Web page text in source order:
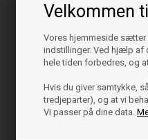
Velkommen
Vores hjemmeside
indstillinger. Ved hjælp af
hele tiden forbedres, og
Hvis du giver samtykke,
tredjeparter), og at vi
Vi passer på dine data.